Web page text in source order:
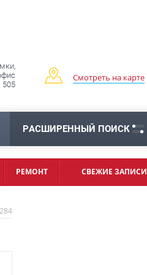
505
Смотреть на карте
РАСШИРЕННЫЙ ПОИСК
РЕМОНТ СВЕЖИЕ ЗАПИСИ